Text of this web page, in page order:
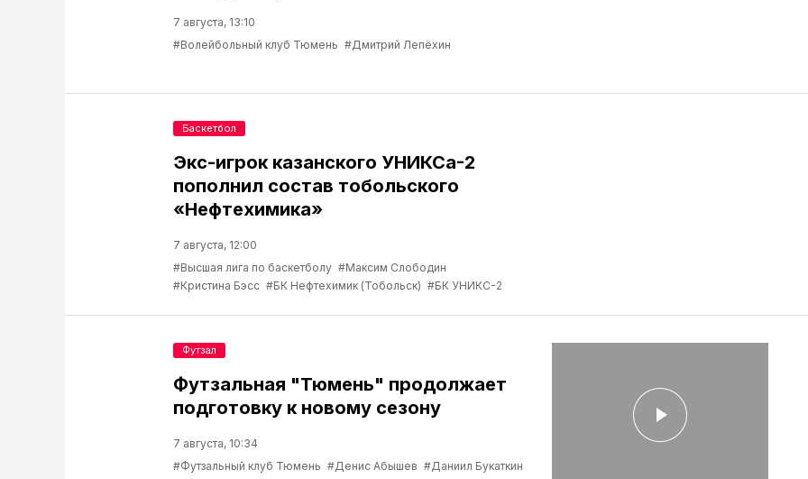
7 августа, 13:10
#Волейбольный клуб Тюмень #Дмитрий Лепёхин
Экс-игрок казанского УНИКСа-2
пополнил состав тобольского
«Нефтехимика»
7 августа, 12:00
#Высшая лига по баскетболу #Максим Слободин
#Кристина Бэсс #БК Нефтехимик (Тобольск) #БК УНИКС-2
Баскетбол
Футзальная "Тюмень" продолжает
подготовку к новому сезону
7 августа, 10:34
#Футзальный клуб Тюмень #Денис Абышев #Даниил Букаткин
Футзал